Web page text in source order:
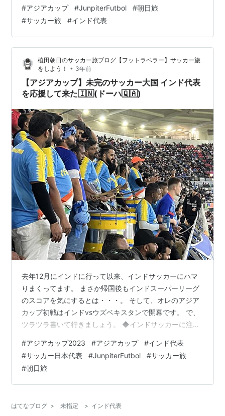
てください。🙇 てな感じで！w
========================================
==== 植田朝日 / Asahi UEDA SNSもフォローしてね！ -
Instagram- https://www.instagram.com/asahima…
#アジアカップ #JunpiterFutbol #朝日旅
#サッカー旅 #インド代表
植田朝日のサッカー旅ブログ【フットラベラー】サッカー旅
をしよう！
• 3年前
【アジアカップ】未完のサッカー大国 インド代表
を応援して来た🇮🇳(ドーハ🇶🇦)
去年12月にインドに行って以来、インドサッカーにハマ
りまくってます。 まさか帰国後もインドスーパーリーグ
のスコアを気にするとは・・・。 そして、オレのアジア
カップ初戦はインドvsウズベキスタンで開幕です。 で、
ツラツラ書いて行きましょう。 ◆インドサッカーに注目
ム ◆まとめ 2024年1月18日(木) アジアカップ 🇮🇳イン
ドvsウズベキスタン🇺🇿 ◆インドサッカーに注目 去年12
月にインドに行ってなかったら、今日も来てないし、こ
のカードは選ばなかっただろう。苦笑 オーストラリアvs
#アジアカップ2023 #アジアカップ #インド代表
#サッカー日本代表 #JunpiterFutbol #サッカー旅
#朝日旅
はてなブログ > 未指定 > インド代表